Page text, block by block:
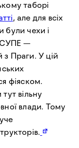
таборі
, але для всіх
були чехи і
СУПЕ —
з Праги. У цій
фіяском.
вільну
влади. Тому